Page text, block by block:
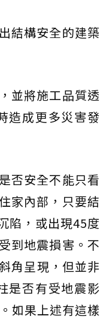
結構安全的建築
並將施工品質透
造成更多災害發
否安全不能只看
家內部，只要結
陷，或出現45度
到地震損害。不
角呈現，但並非
是否有受地震影
如果上述有這樣